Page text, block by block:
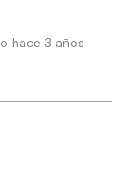
hace 3 años